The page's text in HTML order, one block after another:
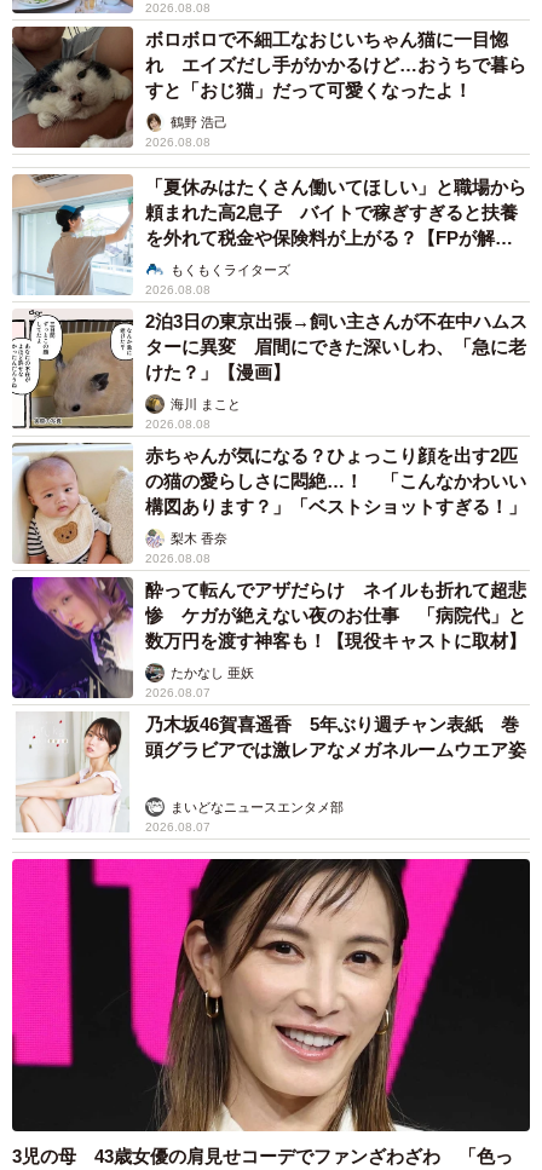
2026.08.08
ボロボロで不細工なおじいちゃん猫に一目惚
れ エイズだし手がかかるけど…おうちで暮ら
すと「おじ猫」だって可愛くなったよ！
鶴野 浩己
2026.08.08
「夏休みはたくさん働いてほしい」と職場から
頼まれた高2息子 バイトで稼ぎすぎると扶養
を外れて税金や保険料が上がる？【FPが解
説】もくもくライターズ
2026.08.08
2泊3日の東京出張→飼い主さんが不在中ハムス
ターに異変 眉間にできた深いしわ、「急に老
けた？」【漫画】
海川 まこと
2026.08.08
赤ちゃんが気になる？ひょっこり顔を出す2匹
の猫の愛らしさに悶絶…！ 「こんなかわいい
構図あります？」「ベストショットすぎる！」
梨木 香奈
2026.08.08
酔って転んでアザだらけ ネイルも折れて超悲
惨 ケガが絶えない夜のお仕事 「病院代」と
数万円を渡す神客も！【現役キャストに取材】
たかなし 亜妖
2026.08.07
乃木坂46賀喜遥香 5年ぶり週チャン表紙 巻
頭グラビアでは激レアなメガネルームウエア姿
まいどなニュースエンタメ部
2026.08.07
3児の母 43歳女優の肩見せコーデでファンざわざわ 「色っ